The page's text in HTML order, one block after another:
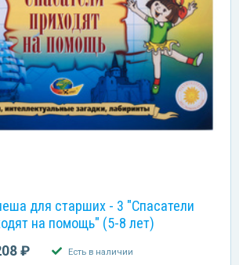
для старших - 3 "Спасатели
на помощь" (5-8 лет)
₽ Есть в наличии